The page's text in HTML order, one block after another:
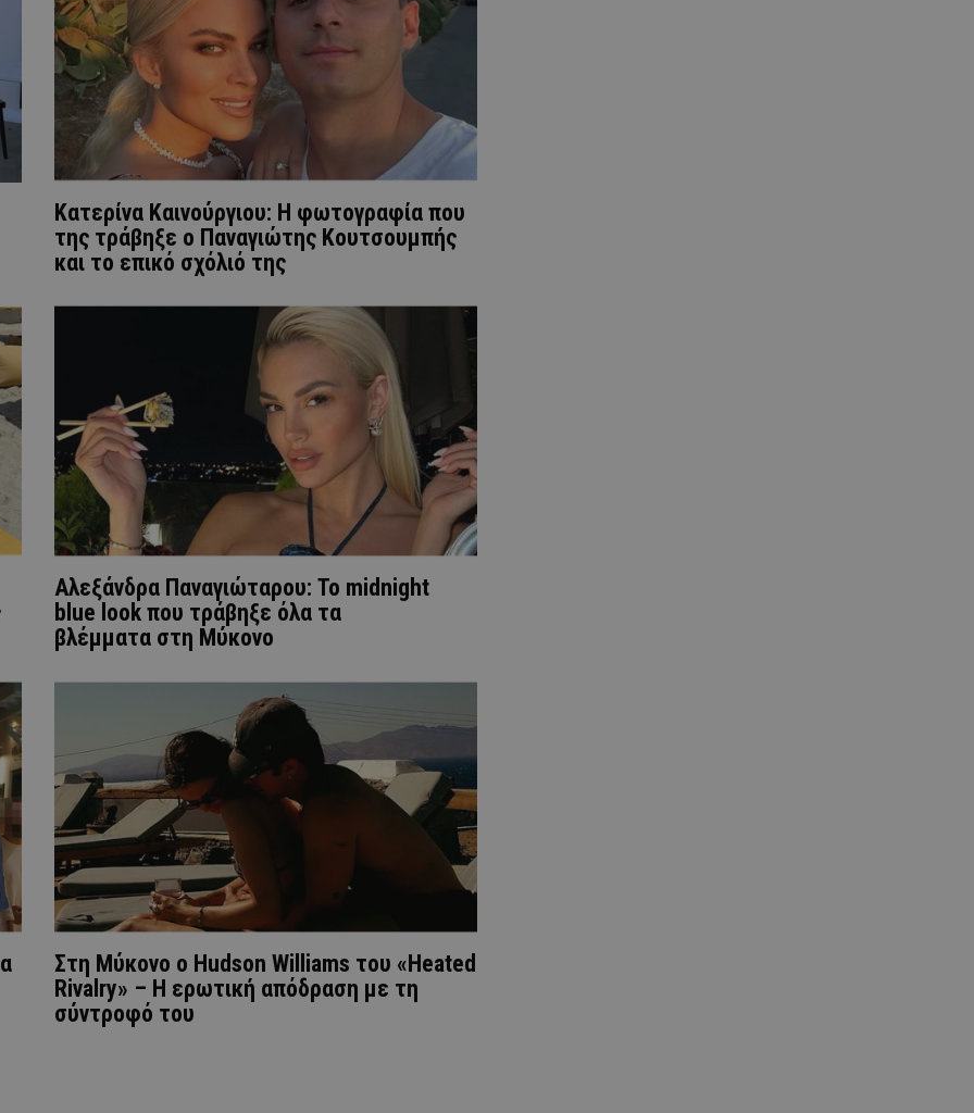
Κατερίνα Καινούργιου: Η φωτογραφία που
της τράβηξε ο Παναγιώτης Κουτσουμπής
και το επικό σχόλιό της
Αλεξάνδρα Παναγιώταρου: Το midnight
blue look που τράβηξε όλα τα
βλέμματα στη Μύκονο
Στη Μύκονο ο Hudson Williams του «Heated
Rivalry» – Η ερωτική απόδραση με τη
σύντροφό του